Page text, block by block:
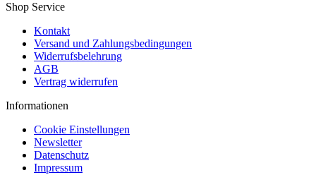
Shop Service
Kontakt
Versand und Zahlungsbedingungen
Widerrufsbelehrung
AGB
Vertrag widerrufen
Informationen
Cookie Einstellungen
Newsletter
Datenschutz
Impressum